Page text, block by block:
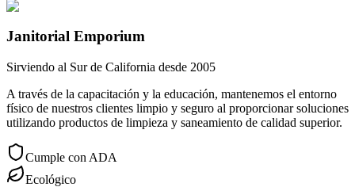
Janitorial Emporium
Sirviendo al Sur de California desde 2005
A través de la capacitación y la educación, mantenemos el entorno
físico de nuestros clientes limpio y seguro al proporcionar soluciones
utilizando productos de limpieza y saneamiento de calidad superior.
Cumple con ADA
Ecológico